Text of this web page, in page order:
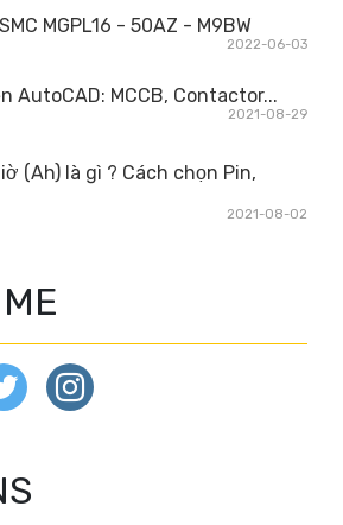
MGPL16 - 50AZ - M9BW
2022-06-03
AutoCAD: MCCB, Contactor...
2021-08-29
(Ah) là gì ? Cách chọn Pin,
2021-08-02